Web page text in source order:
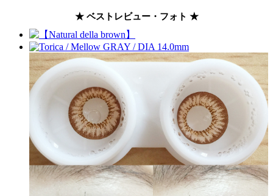
★ ベストレビュー・フォト ★